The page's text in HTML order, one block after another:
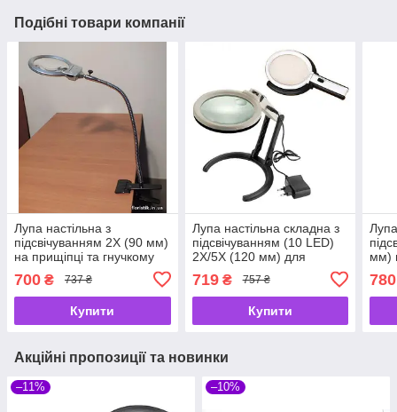
Подібні товари компанії
Лупа настільна з
підсвічуванням 2X (90 мм)
на прищіпці та гнучкому
рукоділля та ремонту
MG15120-A
700 ₴ 737 ₴
Купити
Лупа настільна складна з
підсвічуванням (10 LED)
2X/5X (120 мм) для
ремонту Kromatech
MG3B-1C
719₴ 757 ₴
Купити
мм)
780
Акційні пропозиції та новинки
–11% –10%